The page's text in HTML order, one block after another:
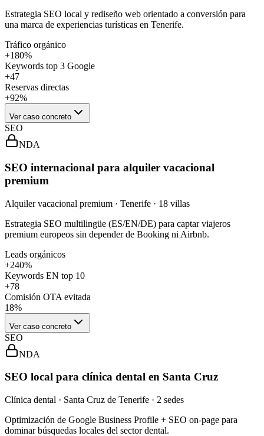
Estrategia SEO local y rediseño web orientado a conversión para
una marca de experiencias turísticas en Tenerife.
Tráfico orgánico
+180%
Keywords top 3 Google
+47
Reservas directas
+92%
Ver caso concreto
SEO
NDA
SEO internacional para alquiler vacacional
premium
Alquiler vacacional premium · Tenerife · 18 villas
Estrategia SEO multilingüe (ES/EN/DE) para captar viajeros
premium europeos sin depender de Booking ni Airbnb.
Leads orgánicos
+240%
Keywords EN top 10
+78
Comisión OTA evitada
18%
Ver caso concreto
SEO
NDA
SEO local para clínica dental en Santa Cruz
Clínica dental · Santa Cruz de Tenerife · 2 sedes
Optimización de Google Business Profile + SEO on-page para
dominar búsquedas locales del sector dental.